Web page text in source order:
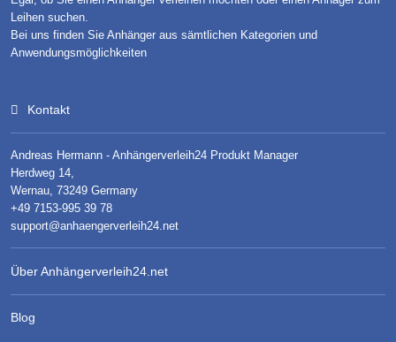
Leihen suchen.
Bei uns finden Sie Anhänger aus sämtlichen Kategorien und
Anwendungsmöglichkeiten
Kontakt
Andreas Hermann - Anhängerverleih24 Produkt Manager
Herdweg 14,
Wernau, 73249 Germany
+49 7153-995 39 78
support@anhaengerverleih24.net
Über Anhängerverleih24.net
Blog